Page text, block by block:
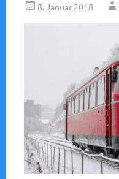
8. Januar 2018